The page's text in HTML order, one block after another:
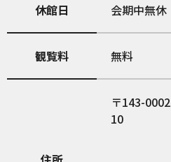
休館日 会期中無休
観覧料 無料
143-0002
10